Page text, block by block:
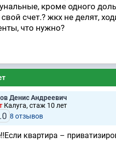
кроме одного
счет.? жкх не делят,
что нужно?
Денис Андреевич
Калуга, стаж 10 лет
8 отзывов
квартира –